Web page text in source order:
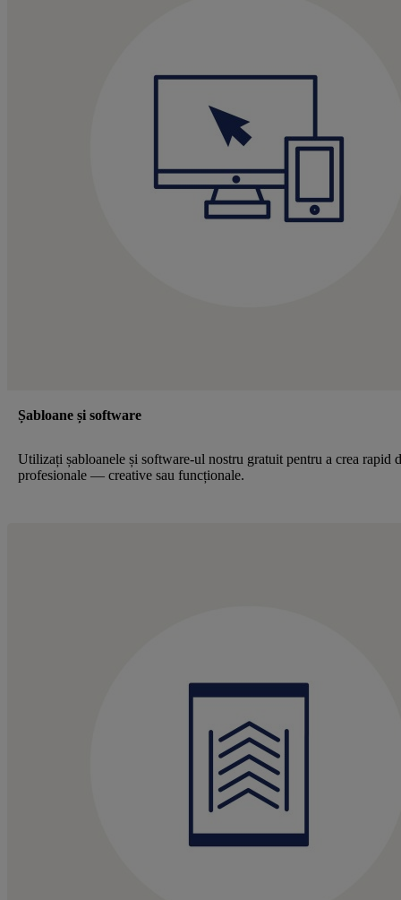
Șabloane și software
Utilizați șabloanele și software-ul nostru gratuit pentru a crea rapid
profesionale — creative sau funcționale.